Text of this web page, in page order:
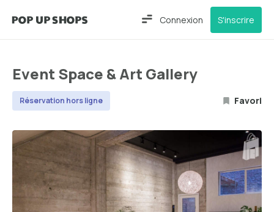
Connexion S'inscrire
Event Space & Art Gallery
Réservation hors ligne Favori